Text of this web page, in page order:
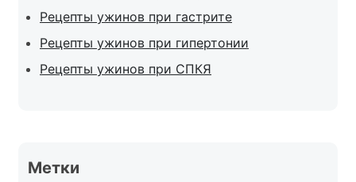
Рецепты ужинов при гастрите
Рецепты ужинов при гипертонии
Рецепты ужинов при СПКЯ
Метки